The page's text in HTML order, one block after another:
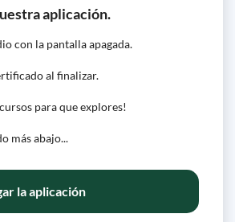
aplicación.
con la pantalla apagada.
al finalizar.
para que explores!
más abajo...
la aplicación